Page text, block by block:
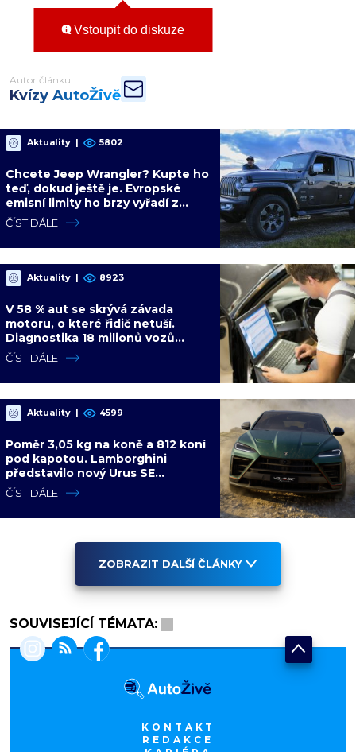
Vstoupit do diskuze
Autor článku
Kvízy AutoŽivě
Aktuality | 5802
Chcete Jeep Wrangler? Kupte ho
teď, dokud ještě je. Evropské
emisní limity ho brzy vyřadí z
nabídky nadobro
ČÍST DÁLE
Aktuality | 8923
V 58 % aut se skrývá závada
motoru, o které řidič netuší.
Diagnostika 18 milionů vozů
ukázala dalších 4 slabých míst
ČÍST DÁLE
Aktuality | 4599
Poměr 3,05 kg na koně a 812 koní
pod kapotou. Lamborghini
představilo nový Urus SE
Performante s hybridním
pohonem
ČÍST DÁLE
ZOBRAZIT DALŠÍ ČLÁNKY
SOUVISEJÍCÍ TÉMATA:
KONTAKT
REDAKCE